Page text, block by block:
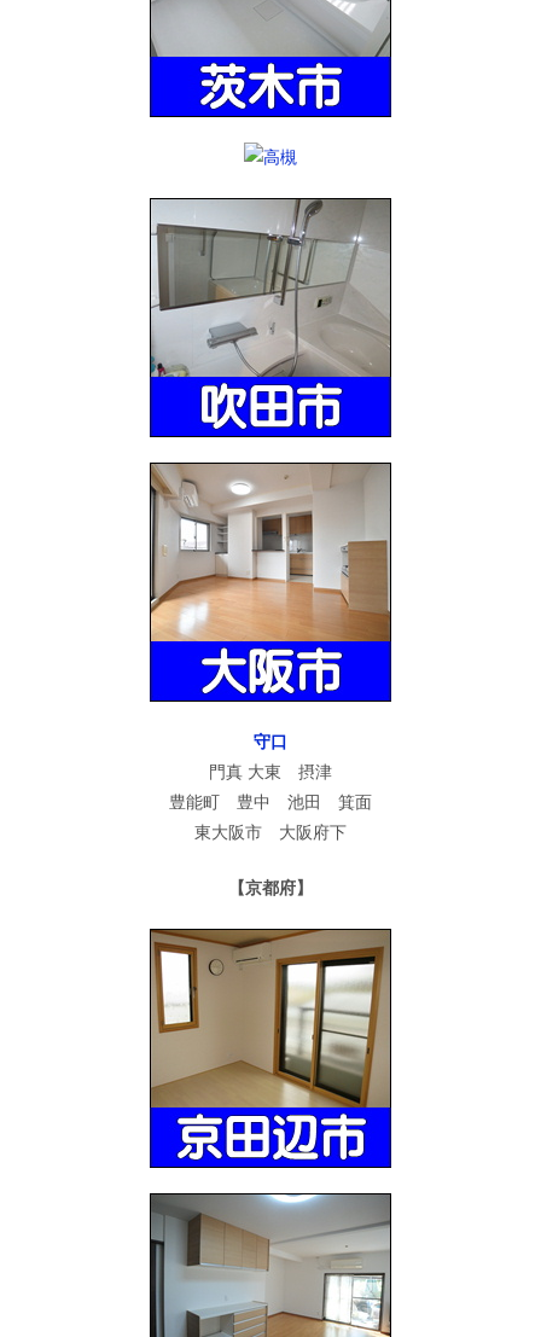
守口
門真 大東 摂津
豊能町 豊中 池田 箕面
東大阪市 大阪府下
【京都府】